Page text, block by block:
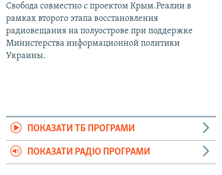
Свобода совместно с проектом Крым.Реалии в
рамках второго этапа восстановления
радиовещания на полуострове при поддержке
Министерства информационной политики
Украины.
ПОКАЗАТИ ТБ ПРОГРАМИ
ПОКАЗАТИ РАДІО ПРОГРАМИ